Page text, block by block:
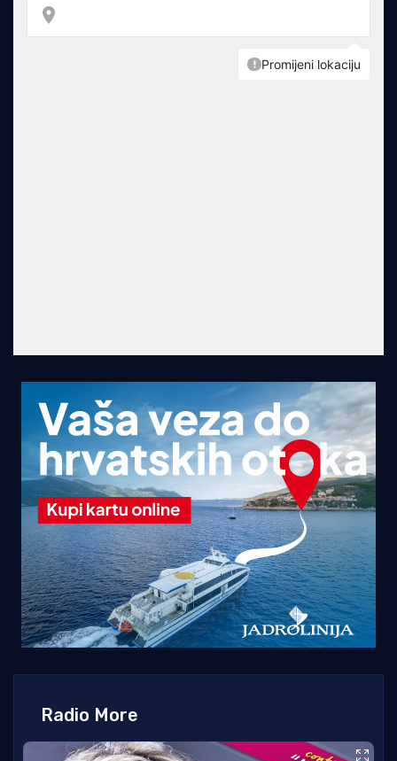
Radio More